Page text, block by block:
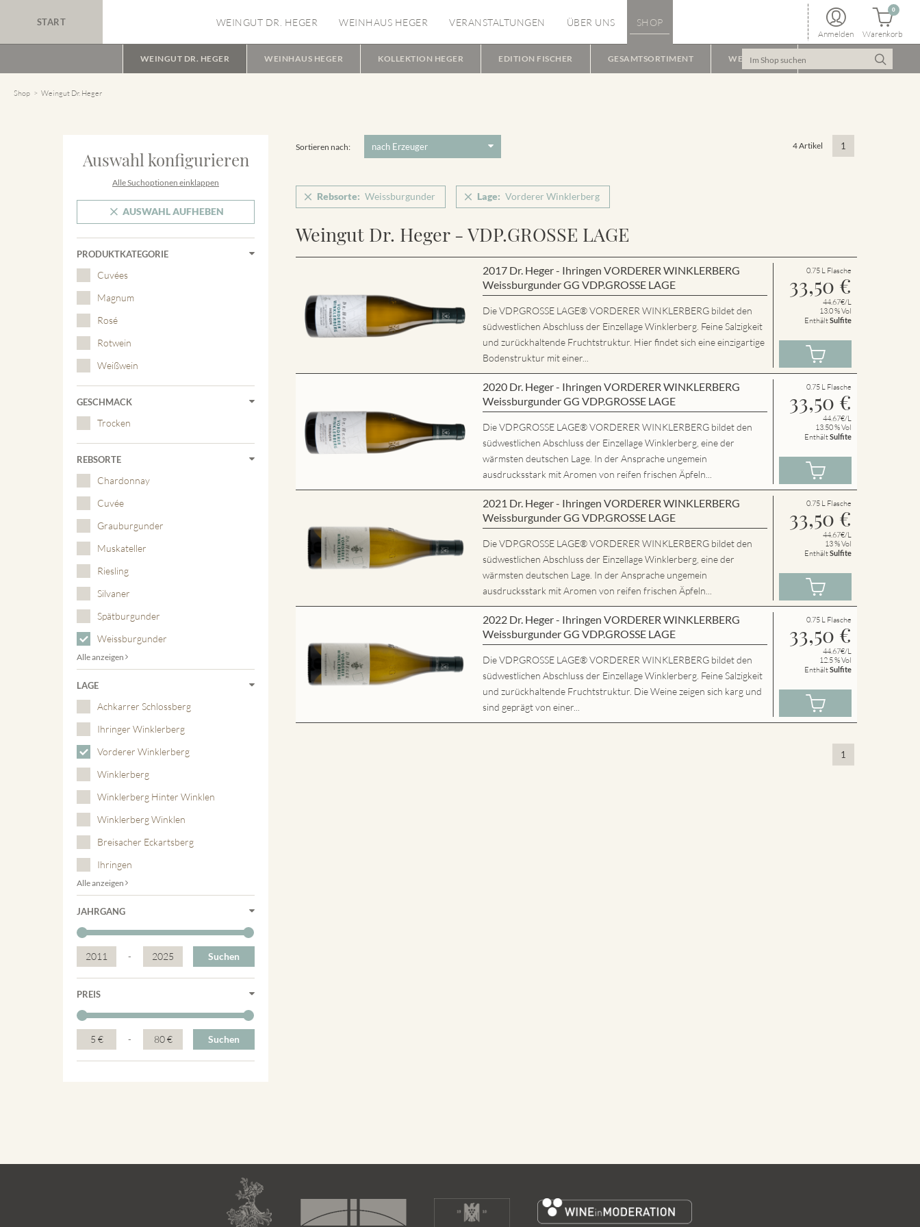
START WEINGUT DR. HEGER WEINHAUS HEGER VERANSTALTUNGEN ÜBER UNS SHOP
Anmelden Warenkorb
0
WEINGUT DR. HEGER WEINHAUS HEGER KOLLEKTION HEGER EDITION FISCHER GESAMTSORTIMENT WEINPAKET
Shop Weingut Dr. Heger
Auswahl konfigurieren
Alle Suchoptionen einklappen
AUSWAHL AUFHEBEN
PRODUKTKATEGORIE
Cuvées
Magnum
Rosé
Rotwein
Weißwein
GESCHMACK
Trocken
REBSORTE
Chardonnay
Cuvée
Grauburgunder
Muskateller
Riesling
Silvaner
Spätburgunder
Weissburgunder
Alle anzeigen
LAGE
Achkarrer Schlossberg
Ihringer Winklerberg
Vorderer Winklerberg
Winklerberg
Winklerberg Hinter Winklen
Winklerberg Winklen
Breisacher Eckartsberg
Ihringen
Alle anzeigen
JAHRGANG
2011 - 2025 Suchen
PREIS
5 € - 80 € Suchen
Sortieren nach: 4 Artikel 1
Rebsorte: Weissburgunder Lage: Vorderer Winklerberg
Weingut Dr. Heger - VDP.GROSSE LAGE
2017 Dr. Heger - Ihringen VORDERER WINKLERBERG
Weissburgunder GG VDP.GROSSE LAGE
Die VDP.GROSSE LAGE® VORDERER WINKLERBERG bildet den
südwestlichen Abschluss der Einzellage Winklerberg. Feine Salzigkeit
und zurückhaltende Fruchtstruktur. Hier findet sich eine einzigartige
Bodenstruktur mit einer...
0.75 L Flasche
33,50 €
44.67€/L
13.0 % Vol
EnthältSulfite
2020 Dr. Heger - Ihringen VORDERER WINKLERBERG
Weissburgunder GG VDP.GROSSE LAGE
Die VDP.GROSSE LAGE® VORDERER WINKLERBERG bildet den
südwestlichen Abschluss der Einzellage Winklerberg, eine der
wärmsten deutschen Lage. In der Ansprache ungemein
ausdrucksstark mit Aromen von reifen frischen Äpfeln...
0.75 L Flasche
33,50 €
44.67€/L
13.50 % Vol
EnthältSulfite
2021 Dr. Heger - Ihringen VORDERER WINKLERBERG
Weissburgunder GG VDP.GROSSE LAGE
Die VDP.GROSSE LAGE® VORDERER WINKLERBERG bildet den
südwestlichen Abschluss der Einzellage Winklerberg, eine der
wärmsten deutschen Lage. In der Ansprache ungemein
ausdrucksstark mit Aromen von reifen frischen Äpfeln...
0.75 L Flasche
33,50 €
44.67€/L
13 % Vol
EnthältSulfite
2022 Dr. Heger - Ihringen VORDERER WINKLERBERG
Weissburgunder GG VDP.GROSSE LAGE
Die VDP.GROSSE LAGE® VORDERER WINKLERBERG bildet den
südwestlichen Abschluss der Einzellage Winklerberg. Feine Salzigkeit
und zurückhaltende Fruchtstruktur. Die Weine zeigen sich karg und
sind geprägt von einer...
0.75 L Flasche
33,50 €
44.67€/L
12.5 % Vol
EnthältSulfite
1